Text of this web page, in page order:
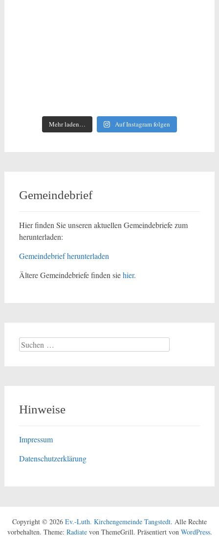
Mehr laden… Auf Instagram folgen
Gemeindebrief
Hier finden Sie unseren aktuellen Gemeindebriefe zum
herunterladen:
Gemeindebrief herunterladen
Ältere Gemeindebriefe finden siehier.
Suchen
nach:
Hinweise
Impressum
Datenschutzerklärung
Copyright © 2026 Ev.-Luth. Kirchengemeinde Tangstedt. Alle Rechte
vorbehalten. Theme: Radiatevon ThemeGrill. Präsentiert von WordPress.